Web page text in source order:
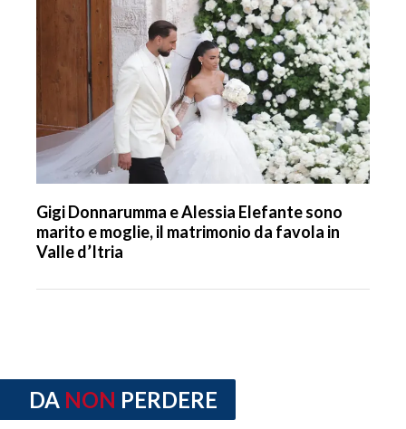
Gigi Donnarumma e Alessia Elefante sono
marito e moglie, il matrimonio da favola in
Valle d’Itria
DA NON PERDERE